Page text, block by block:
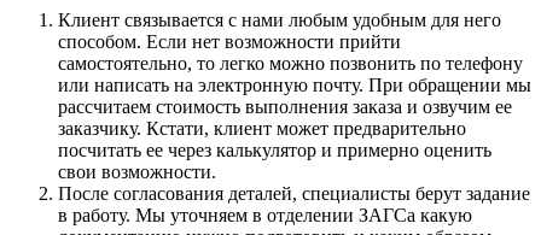
Клиент связывается с нами любым удобным для него
способом. Если нет возможности прийти
самостоятельно, то легко можно позвонить по телефону
или написать на электронную почту. При обращении мы
рассчитаем стоимость выполнения заказа и озвучим ее
заказчику. Кстати, клиент может предварительно
посчитать ее через калькулятор и примерно оценить
свои возможности.
После согласования деталей, специалисты берут задание
в работу. Мы уточняем в отделении ЗАГСа какую